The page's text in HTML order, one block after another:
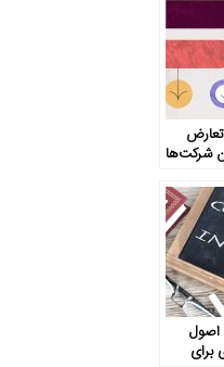
شرکت‌ها
برای